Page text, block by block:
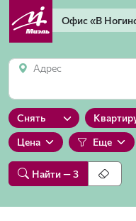
Офис«В
Адрес
Снять
Цена
Еще
Найти— 3